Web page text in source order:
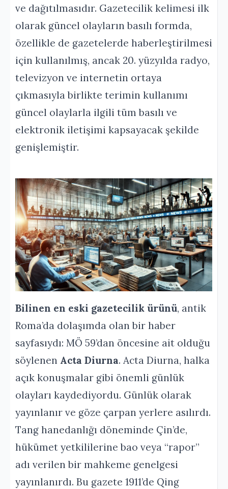
ve dağıtılmasıdır. Gazetecilik kelimesi ilk
olarak güncel olayların basılı formda,
özellikle de gazetelerde haberleştirilmesi
için kullanılmış, ancak 20. yüzyılda radyo,
televizyon ve internetin ortaya
çıkmasıyla birlikte terimin kullanımı
güncel olaylarla ilgili tüm basılı ve
elektronik iletişimi kapsayacak şekilde
genişlemiştir.
Bilinen en eski gazetecilik ürünü, antik
Roma’da dolaşımda olan bir haber
sayfasıydı: MÖ 59’dan öncesine ait olduğu
söylenen Acta Diurna. Acta Diurna, halka
açık konuşmalar gibi önemli günlük
olayları kaydediyordu. Günlük olarak
yayınlanır ve göze çarpan yerlere asılırdı.
Tang hanedanlığı döneminde Çin’de,
hükümet yetkililerine bao veya “rapor”
adı verilen bir mahkeme genelgesi
yayınlanırdı. Bu gazete 1911’de Qing